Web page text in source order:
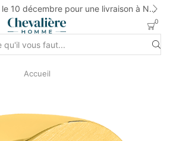
Commandez avant le 10 décembre pour une livraison à Noel
0
Accueil